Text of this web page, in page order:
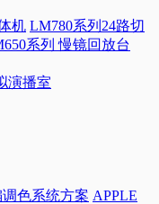
机 LM780系列24路切
系列 慢镜回放台
演播室
色系统方案 APPLE